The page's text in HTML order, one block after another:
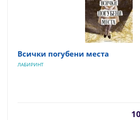
Всички погубени места
ЛАБИРИНТ